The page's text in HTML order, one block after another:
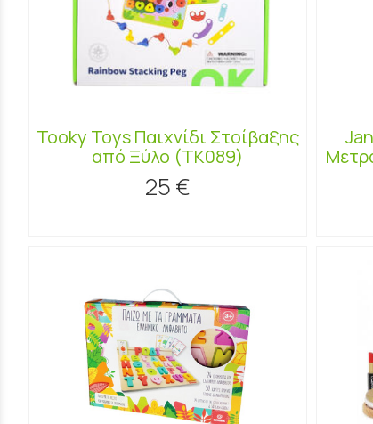
Tooky Toys Παιχνίδι Στοίβαξης
από Ξύλο (TK089)
25 €